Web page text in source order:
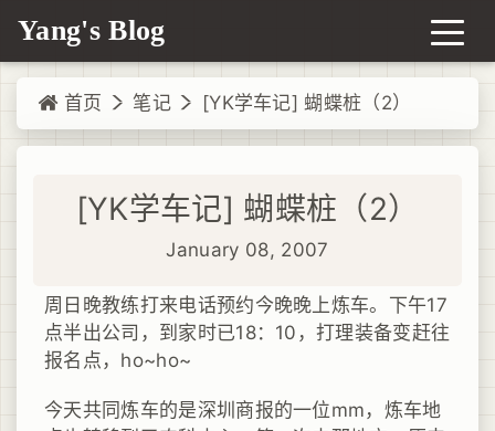
Yang's Blog
首页 笔记 [YK学车记] 蝴蝶桩（2）
[YK学车记] 蝴蝶桩（2）
January 08, 2007
周日晚教练打来电话预约今晚晚上炼车。下午17
点半出公司，到家时已18：10，打理装备变赶往
报名点，ho~ho~
今天共同炼车的是深圳商报的一位mm，炼车地